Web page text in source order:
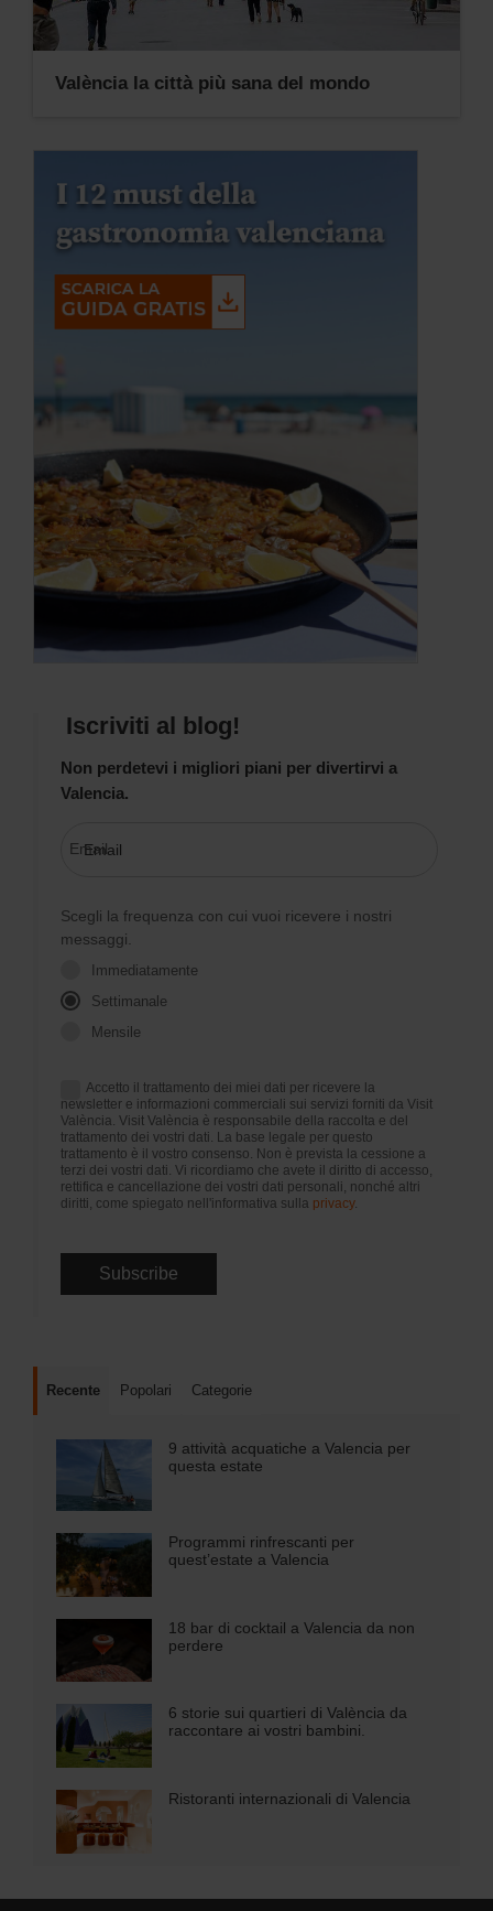
València la città più sana del mondo
Iscriviti al blog!
Non perdetevi i migliori piani per divertirvi a
Valencia.
Email
Scegli la frequenza con cui vuoi ricevere i nostri
messaggi.
Immediatamente
Settimanale
Mensile
Accetto il trattamento dei miei dati per ricevere la
newsletter e informazioni commerciali sui servizi forniti da Visit
València. Visit València è responsabile della raccolta e del
trattamento dei vostri dati. La base legale per questo
trattamento è il vostro consenso. Non è prevista la cessione a
terzi dei vostri dati. Vi ricordiamo che avete il diritto di accesso,
rettifica e cancellazione dei vostri dati personali, nonché altri
diritti, come spiegato nell'informativa sulla privacy.
Recente Popolari Categorie
9 attività acquatiche a Valencia per
questa estate
Programmi rinfrescanti per
quest’estate a Valencia
18 bar di cocktail a Valencia da non
perdere
6 storie sui quartieri di València da
raccontare ai vostri bambini.
Ristoranti internazionali di Valencia